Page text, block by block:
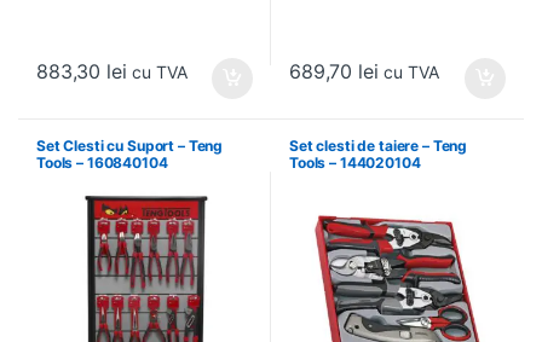
883,30 lei cu TVA 689,70 lei cu TVA
Set Clesti cu Suport – Teng
Tools – 160840104
Set clesti de taiere – Teng
Tools – 144020104